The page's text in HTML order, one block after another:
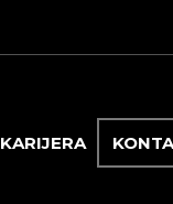
KARIJERA